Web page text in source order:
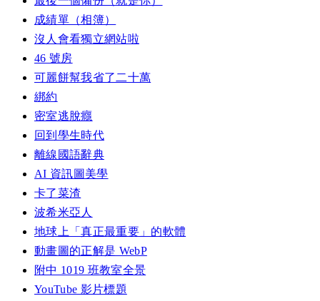
成績單（相簿）
沒人會看獨立網站啦
46 號房
可麗餅幫我省了二十萬
綁約
密室逃脫癮
回到學生時代
離線國語辭典
AI 資訊圖美學
卡了菜渣
波希米亞人
地球上「真正最重要」的軟體
動畫圖的正解是 WebP
附中 1019 班教室全景
YouTube 影片標題